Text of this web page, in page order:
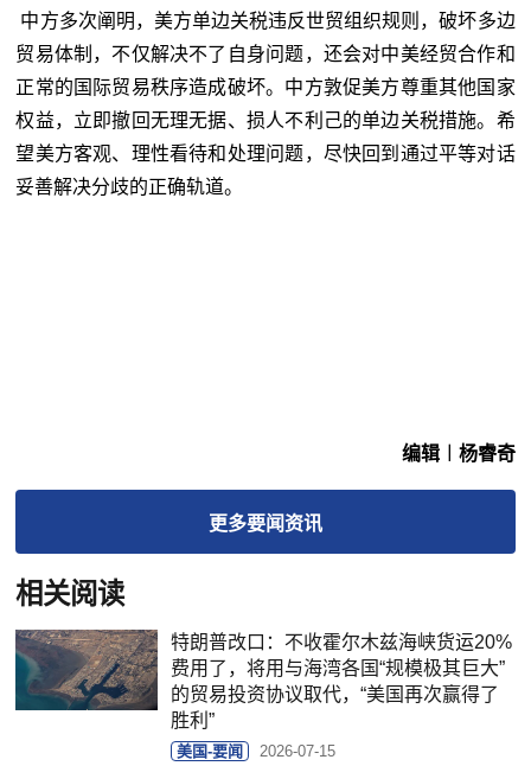
中方多次阐明，美方单边关税违反世贸组织规则，破坏多边
贸易体制，不仅解决不了自身问题，还会对中美经贸合作和
正常的国际贸易秩序造成破坏。中方敦促美方尊重其他国家
权益，立即撤回无理无据、损人不利己的单边关税措施。希
望美方客观、理性看待和处理问题，尽快回到通过平等对话
妥善解决分歧的正确轨道。
编辑︱杨睿奇
更多要闻资讯
相关阅读
特朗普改口：不收霍尔木兹海峡货运20%
费用了，将用与海湾各国“规模极其巨大”
的贸易投资协议取代，“美国再次赢得了
胜利”
美国-要闻 2026-07-15